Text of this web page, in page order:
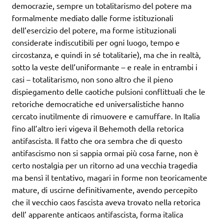
democrazie, sempre un totalitarismo del potere ma
formalmente mediato dalle forme istituzionali
dell’esercizio del potere, ma forme istituzionali
considerate indiscutibili per ogni luogo, tempo e
circostanza, e quindi in sé totalitarie), ma che in realtà,
sotto la veste dell’uniformante – e reale in entrambi i
casi – totalitarismo, non sono altro che il pieno
dispiegamento delle caotiche pulsioni conflittuali che le
retoriche democratiche ed universalistiche hanno
cercato inutilmente di rimuovere e camuffare. In Italia
fino all’altro ieri vigeva il Behemoth della retorica
antifascista. Il fatto che ora sembra che di questo
antifascismo non si sappia ormai più cosa farne, non è
certo nostalgia per un ritorno ad una vecchia tragedia
ma bensì il tentativo, magari in forme non teoricamente
mature, di uscirne definitivamente, avendo percepito
che il vecchio caos fascista aveva trovato nella retorica
dell’ apparente anticaos antifascista, forma italica